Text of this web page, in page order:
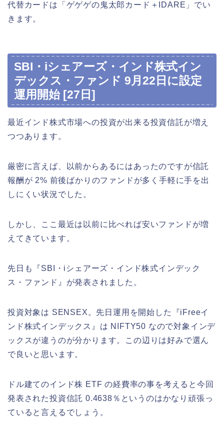
代替カードは「ゲゲゲの鬼太郎カード＋IDARE」でい
きます。
SBI・iシェアーズ・インド株式イン
デックス・ファンド 9月22日に設定
運用開始 [27日]
最近インド株式市場への投資が出来る投資信託が増え
つつあります。
厳密に言えば、以前からあるにはあったのですが信託
報酬が 2% 前後ばかりのファンドが多く手軽に手を出
しにくい状況でした。
しかし、ここ最近は以前に比べれば安いファンドが増
えてきています。
先日も『SBI・iシェアーズ・インド株式インデック
ス・ファンド』が発表されました。
投資対象は SENSEX。先日運用を開始した『iFreeイ
ンド株式インデックス』は NIFTY50 なので対象インデ
ックスが違うのが分かります。この辺りは好みで選ん
で良いと思います。
ドル建てのインド株 ETF の経費率の事を考えると今回
発表された投資信託 0.4638％というのはかなり頑張っ
ていると言えるでしょう。